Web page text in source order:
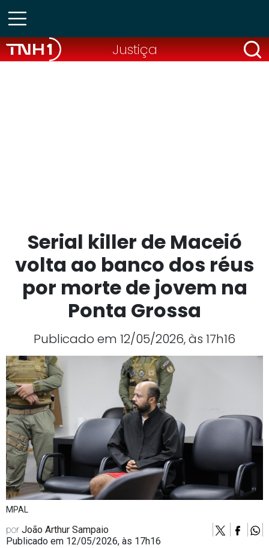
Justiça
Serial killer de Maceió
volta ao banco dos réus
por morte de jovem na
Ponta Grossa
Publicado em 12/05/2026, às 17h16
MPAL
por João Arthur Sampaio
Publicado em 12/05/2026, às 17h16